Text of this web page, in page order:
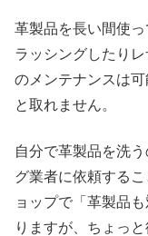
革製品を長い間使
ラッシングしたり
のメンテナンスは
と取れません。
自分で革製品を洗
グ業者に依頼する
ョップで「革製品
りますが、ちょっと